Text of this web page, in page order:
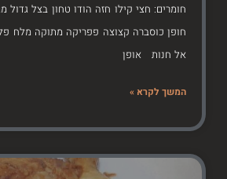
חומרים: חצי קילו חזה הודו טחון בצל גדול
חופן כוסברה קצוצה פפריקה מתוקה מלח
אל חנות אופן
המשך לקרא »